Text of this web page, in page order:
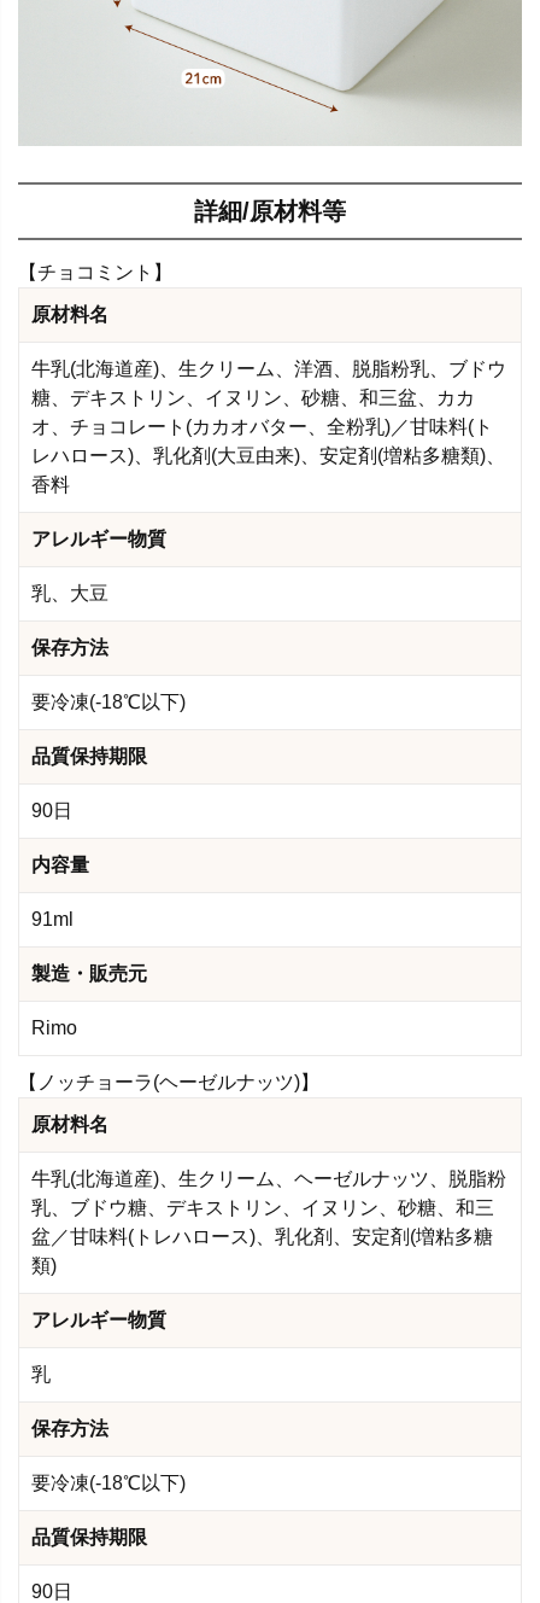
詳細/原材料等
【チョコミント】
原材料名
牛乳(北海道産)、生クリーム、洋酒、脱脂粉乳、ブドウ
糖、デキストリン、イヌリン、砂糖、和三盆、カカ
オ、チョコレート(カカオバター、全粉乳)／甘味料(ト
レハロース)、乳化剤(大豆由来)、安定剤(増粘多糖類)、
香料
アレルギー物質
乳、大豆
保存方法
要冷凍(-18℃以下)
品質保持期限
90日
内容量
91ml
製造・販売元
Rimo
【ノッチョーラ(ヘーゼルナッツ)】
原材料名
牛乳(北海道産)、生クリーム、ヘーゼルナッツ、脱脂粉
乳、ブドウ糖、デキストリン、イヌリン、砂糖、和三
盆／甘味料(トレハロース)、乳化剤、安定剤(増粘多糖
類)
アレルギー物質
乳
保存方法
要冷凍(-18℃以下)
品質保持期限
90日